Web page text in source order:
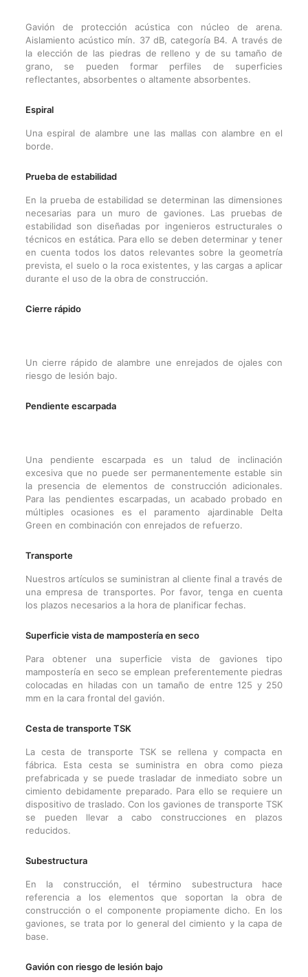
Gavión de protección acústica con núcleo de arena.
Aislamiento acústico mín. 37 dB, categoría B4. A través de
la elección de las piedras de relleno y de su tamaño de
grano, se pueden formar perfiles de superficies
reflectantes, absorbentes o altamente absorbentes.
Espiral
Una espiral de alambre une las mallas con alambre en el
borde.
Prueba de estabilidad
En la prueba de estabilidad se determinan las dimensiones
necesarias para un muro de gaviones. Las pruebas de
estabilidad son diseñadas por ingenieros estructurales o
técnicos en estática. Para ello se deben determinar y tener
en cuenta todos los datos relevantes sobre la geometría
prevista, el suelo o la roca existentes, y las cargas a aplicar
durante el uso de la obra de construcción.
Cierre rápido
Un cierre rápido de alambre une enrejados de ojales con
riesgo de lesión bajo.
Pendiente escarpada
Una pendiente escarpada es un talud de inclinación
excesiva que no puede ser permanentemente estable sin
la presencia de elementos de construcción adicionales.
Para las pendientes escarpadas, un acabado probado en
múltiples ocasiones es el paramento ajardinable Delta
Green en combinación con enrejados de refuerzo.
Transporte
Nuestros artículos se suministran al cliente final a través de
una empresa de transportes. Por favor, tenga en cuenta
los plazos necesarios a la hora de planificar fechas.
Superficie vista de mampostería en seco
Para obtener una superficie vista de gaviones tipo
mampostería en seco se emplean preferentemente piedras
colocadas en hiladas con un tamaño de entre 125 y 250
mm en la cara frontal del gavión.
Cesta de transporte TSK
La cesta de transporte TSK se rellena y compacta en
fábrica. Esta cesta se suministra en obra como pieza
prefabricada y se puede trasladar de inmediato sobre un
cimiento debidamente preparado. Para ello se requiere un
dispositivo de traslado. Con los gaviones de transporte TSK
se pueden llevar a cabo construcciones en plazos
reducidos.
Subestructura
En la construcción, el término subestructura hace
referencia a los elementos que soportan la obra de
construcción o el componente propiamente dicho. En los
gaviones, se trata por lo general del cimiento y la capa de
base.
Gavión con riesgo de lesión bajo